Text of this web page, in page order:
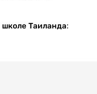
школе Таиланда: